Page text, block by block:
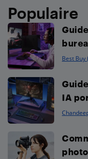
Populaire
Best Buy
IA